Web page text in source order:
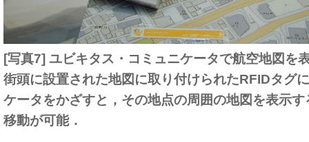
[写真7] ユビキタス・コミュニケータで航空地図を
街頭に設置された地図に取り付けられたRFIDタグ
ケータをかざすと，その地点の周囲の地図を表示
移動が可能．